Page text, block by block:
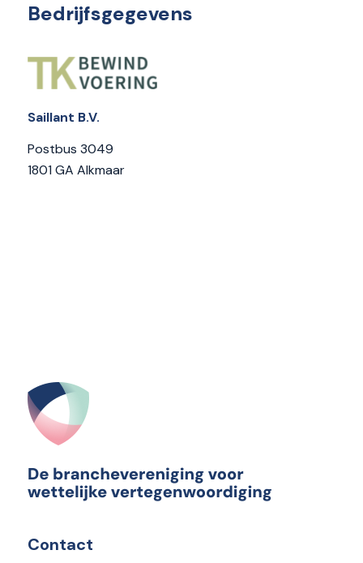
Bedrijfsgegevens
Saillant B.V.
Postbus 3049
1801 GA Alkmaar
Contact